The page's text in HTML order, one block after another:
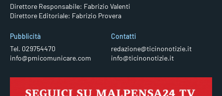
Direttore Responsabile: Fabrizio Valenti
Direttore Editoriale: Fabrizio Provera
Pubblicità
Tel. 029754470
info@pmicomunicare.com
Contatti
redazione@ticinonotizie.it
info@ticinonotizie.it